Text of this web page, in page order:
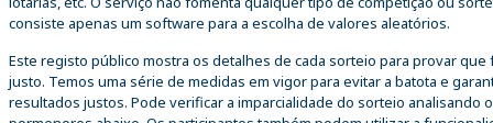
consiste apenas um software para a escolha de valores aleatórios.
Este registo público mostra os detalhes de cada sorteio para provar que
justo. Temos uma série de medidas em vigor para evitar a batota e
resultados justos. Pode verificar a imparcialidade do sorteio analisando